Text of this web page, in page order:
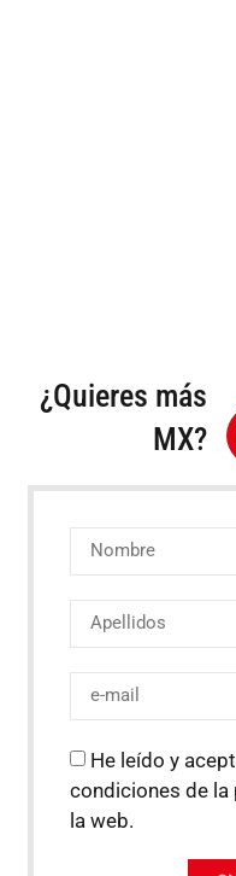
¿Quieres más
MX?
He leído y
condiciones de
la web.